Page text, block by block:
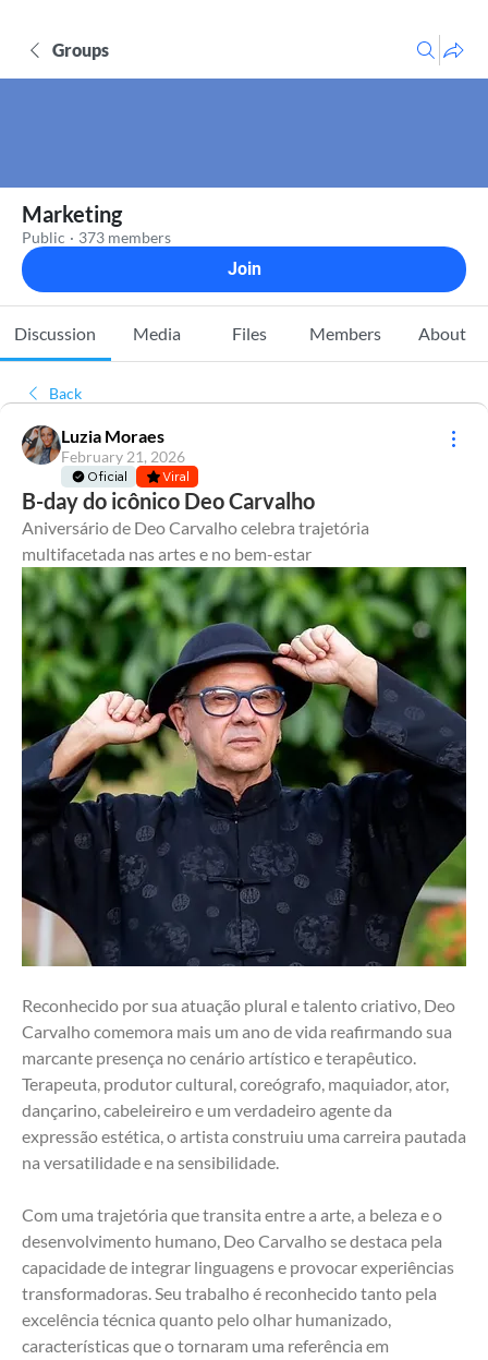
Groups
Marketing
Public · 373 members
Join
Discussion Media Files Members About
Back
Luzia Moraes
February 21, 2026
Oficial Viral
B-day do icônico Deo Carvalho
Aniversário de Deo Carvalho celebra trajetória
multifacetada nas artes e no bem-estar
Reconhecido por sua atuação plural e talento criativo, Deo
Carvalho comemora mais um ano de vida reafirmando sua
marcante presença no cenário artístico e terapêutico.
Terapeuta, produtor cultural, coreógrafo, maquiador, ator,
dançarino, cabeleireiro e um verdadeiro agente da
expressão estética, o artista construiu uma carreira pautada
na versatilidade e na sensibilidade.
Com uma trajetória que transita entre a arte, a beleza e o
desenvolvimento humano, Deo Carvalho se destaca pela
capacidade de integrar linguagens e provocar experiências
transformadoras. Seu trabalho é reconhecido tanto pela
excelência técnica quanto pelo olhar humanizado,
características que o tornaram uma referência em